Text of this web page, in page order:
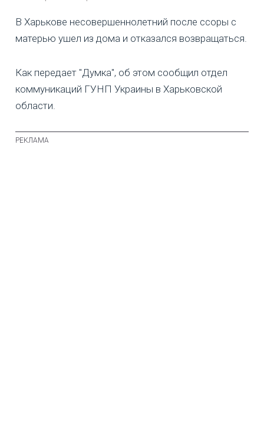
В Харькове несовершеннолетний после ссоры с
матерью ушел из дома и отказался возвращаться.
Как передает "Думка", об этом сообщил отдел
коммуникаций ГУНП Украины в Харьковской
области.